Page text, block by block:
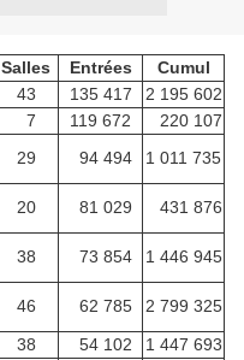
Salles Entrées
Cumul
43 135 417
2 195 602
7 119 672
220 107
29 94 494 1 011 735
20 81 029 431 876
38 73 854 1 446 945
46 62 785
2 799 325
38 54 102
1 447 693